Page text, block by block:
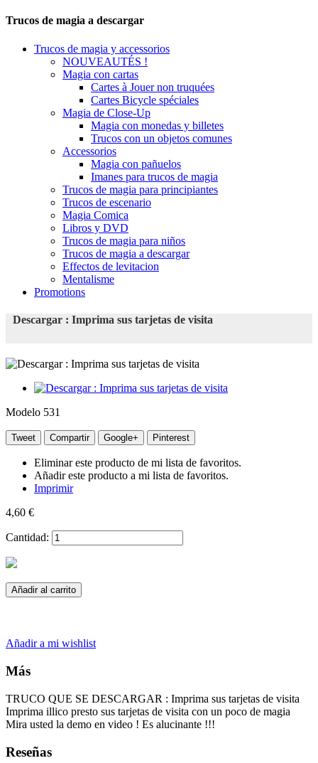
Trucos de magia a descargar
Trucos de magia y accessorios
NOUVEAUTÉS !
Magia con cartas
Cartes à Jouer non truquées
Cartes Bicycle spéciales
Magia de Close-Up
Magia con monedas y billetes
Trucos con un objetos comunes
Accessorios
Magia con pañuelos
Imanes para trucos de magia
Trucos de magia para principiantes
Trucos de escenario
Magia Comica
Libros y DVD
Trucos de magia para niños
Trucos de magia a descargar
Effectos de levitacion
Mentalisme
Promotions
Descargar : Imprima sus tarjetas de visita
Modelo 531
Tweet Compartir Google+ Pinterest
Eliminar este producto de mi lista de favoritos.
Añadir este producto a mi lista de favoritos.
Imprimir
4,60 €
Cantidad:
Añadir al carrito
Añadir a mi wishlist
Más
TRUCO QUE SE DESCARGAR : Imprima sus tarjetas de visita
Imprima illico presto sus tarjetas de visita con un poco de magia
Mira usted la demo en video ! Es alucinante !!!
Reseñas